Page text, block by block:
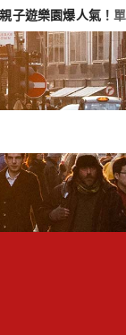
園爆人氣！單日3.5